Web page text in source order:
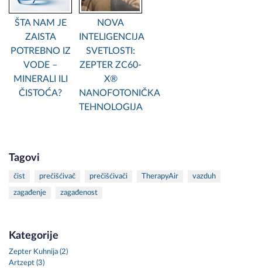
ŠTA NAM JE
ZAISTA
POTREBNO IZ
VODE –
MINERALI ILI
ČISTOĆA?
NOVA
INTELIGENCIJA
SVETLOSTI:
ZEPTER ZC60-
X®
NANOFOTONIČKA
TEHNOLOGIJA
Tagovi
čist prečišćivač prečišćivači TherapyAir vazduh
zagađenje zagađenost
Kategorije
Zepter Kuhnija (2)
Artzept (3)